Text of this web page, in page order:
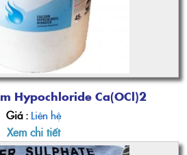
Hypochloride Ca(OCl)2
Giá : Liên hệ
Xem chi tiết